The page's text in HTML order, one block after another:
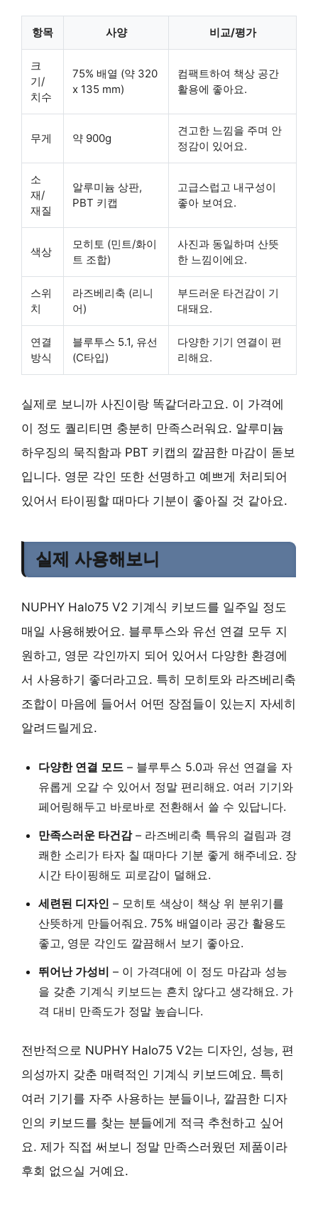
항목 사양 비교/평가
크
기/
치수
75% 배열 (약 320
x 135 mm)
컴팩트하여 책상 공간
활용에 좋아요.
무게 약 900g
견고한 느낌을 주며 안
정감이 있어요.
소
재/
재질
알루미늄 상판,
PBT 키캡
고급스럽고 내구성이
좋아 보여요.
색상
모히토 (민트/화이
트 조합)
사진과 동일하며 산뜻
한 느낌이에요.
스위
치
라즈베리축 (리니
어)
부드러운 타건감이 기
대돼요.
연결
방식
블루투스 5.1, 유선
(C타입)
다양한 기기 연결이 편
리해요.
실제로 보니까 사진이랑 똑같더라고요. 이 가격에
이 정도 퀄리티면 충분히 만족스러워요. 알루미늄
하우징의 묵직함과 PBT 키캡의 깔끔한 마감이 돋보
입니다. 영문 각인 또한 선명하고 예쁘게 처리되어
있어서 타이핑할 때마다 기분이 좋아질 것 같아요.
실제 사용해보니
NUPHY Halo75 V2 기계식 키보드를 일주일 정도
매일 사용해봤어요. 블루투스와 유선 연결 모두 지
원하고, 영문 각인까지 되어 있어서 다양한 환경에
서 사용하기 좋더라고요. 특히 모히토와 라즈베리축
조합이 마음에 들어서 어떤 장점들이 있는지 자세히
알려드릴게요.
다양한 연결 모드 – 블루투스 5.0과 유선 연결을 자
유롭게 오갈 수 있어서 정말 편리해요. 여러 기기와
페어링해두고 바로바로 전환해서 쓸 수 있답니다.
만족스러운 타건감– 라즈베리축 특유의 걸림과 경
쾌한 소리가 타자 칠 때마다 기분 좋게 해주네요. 장
시간 타이핑해도 피로감이 덜해요.
세련된 디자인 – 모히토 색상이 책상 위 분위기를
산뜻하게 만들어줘요. 75% 배열이라 공간 활용도
좋고, 영문 각인도 깔끔해서 보기 좋아요.
뛰어난 가성비 – 이 가격대에 이 정도 마감과 성능
을 갖춘 기계식 키보드는 흔치 않다고 생각해요. 가
격 대비 만족도가 정말 높습니다.
전반적으로 NUPHY Halo75 V2는 디자인, 성능, 편
의성까지 갖춘 매력적인 기계식 키보드예요. 특히
여러 기기를 자주 사용하는 분들이나, 깔끔한 디자
인의 키보드를 찾는 분들에게 적극 추천하고 싶어
요. 제가 직접 써보니 정말 만족스러웠던 제품이라
후회 없으실 거예요.